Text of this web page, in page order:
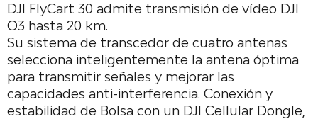
DJI FlyCart 30 admite transmisión de vídeo DJI
O3 hasta 20 km.
Su sistema de transcedor de cuatro antenas
selecciona inteligentemente la antena óptima
para transmitir señales y mejorar las
capacidades anti-interferencia. Conexión y
estabilidad de Bolsa con un DJI Cellular Dongle,